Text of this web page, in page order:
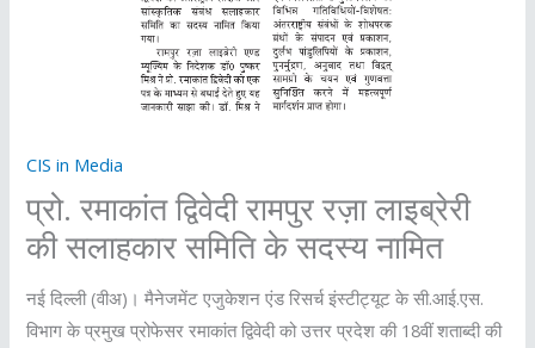
CIS in Media
प्रो. रमाकांत द्विवेदी रामपुर रज़ा लाइब्रेरी
की सलाहकार समिति के सदस्य नामित
नई दिल्ली (वीअ)। मैनेजमेंट एजुकेशन एंड रिसर्च इंस्टीट्यूट के सी.आई.एस.
विभाग के प्रमुख प्रोफेसर रमाकांत द्विवेदी को उत्तर प्रदेश की 18वीं शताब्दी की